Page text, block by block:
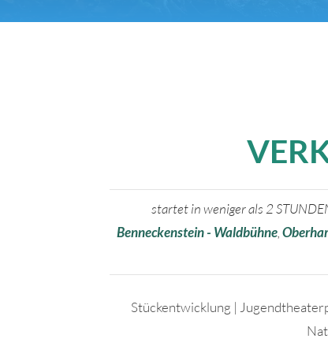
startet in weniger als 2
Benneckenstein - Waldbühne ,
Stückentwicklung |